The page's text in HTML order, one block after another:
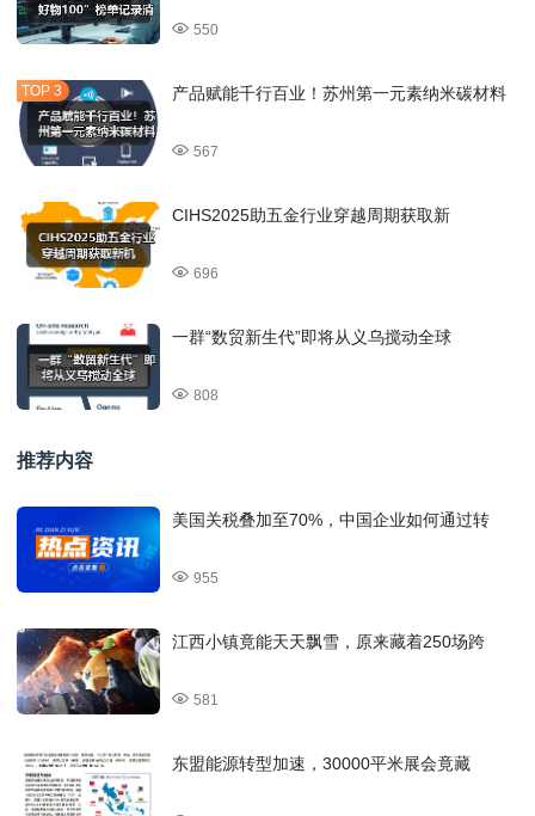
550
产品赋能千行百业！苏州第一元素纳米碳材料
567
CIHS2025助五金行业穿越周期获取新
696
一群“数贸新生代”即将从义乌搅动全球
808
推荐内容
美国关税叠加至70%，中国企业如何通过转
955
江西小镇竟能天天飘雪，原来藏着250场跨
581
东盟能源转型加速，30000平米展会竟藏